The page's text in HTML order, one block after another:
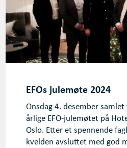
EFOs julemøte 2024
Onsdag 4. desember
årlige EFO-julemøtet på
Oslo. Etter et spennende
kvelden avsluttet med god